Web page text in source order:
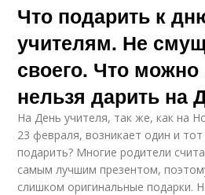
Что подарить к
учителям. Не
своего. Что можно
нельзя дарить на
На День учителя, так же, как на
23 февраля, возникает один и
подарить? Многие родители
самым лучшим презентом,
слишком оригинальные подарки.